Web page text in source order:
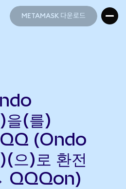
METAMASK 다운로드
(를)
(Ondo
으)로 환전
QQQon)